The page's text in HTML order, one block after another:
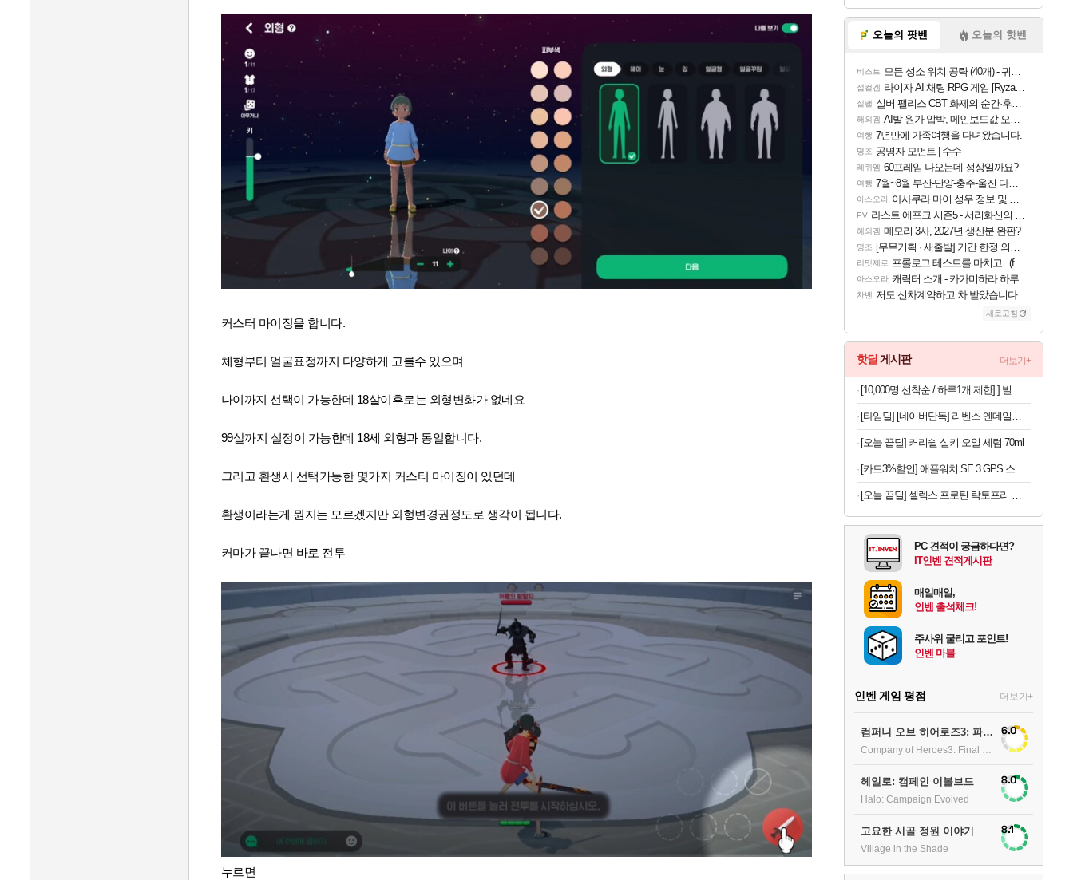
커스터 마이징을 합니다.
체형부터 얼굴표정까지 다양하게 고를수 있으며
나이까지 선택이 가능한데 18살이후로는 외형변화가 없네요
99살까지 설정이 가능한데 18세 외형과 동일합니다.
그리고 환생시 선택가능한 몇가지 커스터 마이징이 있던데
환생이라는게 뭔지는 모르겠지만 외형변경권정도로 생각이 됩니다.
커마가 끝나면 바로 전투
누르면
오늘의 팟벤 오늘의 핫벤
비스트 모든 성소 위치 공략 (40개) - 귀환한 영혼 도전과제
섭컬겜 라이자 AI 채팅 RPG 게임 [RyzaChat: AI] 공개
실팰 실버 팰리스 CBT 화제의 순간·후기 모음
해외겜 AI발 원가 압박, 메인보드값 오르나
여행 7년만에 가족여행을 다녀왔습니다.
명조 공명자 모먼트 | 수수
레퀴엠 60프레임 나오는데 정상일까요?
여행 7월~8월 부산-단양-충주-울진 다녀왔어요~
아스오라 아사쿠라 마이 성우 정보 및 주요 필모
PV 라스트 에포크 시즌5 - 서리화신의 분노 티저
해외겜 메모리 3사, 2027년 생산분 완판?
명조 [무무기획 · 새출발] 기간 한정 의뢰 이벤트
리밋제로 프롤로그 테스트를 마치고.. (feat. 리아)
아스오라 캐릭터 소개 - 카가미하라 하루
차벤 저도 신차계약하고 차 받았습니다
새로고침
핫딜 게시판 더보기+
[10,000명 선착순 / 하루1개 제한] ] 빌리스홈 캡슐세제200개
[타임딜] [네이버단독] 리벤스 엔데일리 엠보싱 아기물티슈 100매, 10개
[오늘 끝딜] 커리쉴 실키 오일 세럼 70ml
[카드3%할인] 애플워치 SE 3 GPS 스타라이트, 40mm, 스타라이트 스포츠밴드 (S/M)
[오늘 끝딜] 셀렉스 프로틴 락토프리 플러스 근력 개선 단백질 608g, 4개
PC 견적이 궁금하다면?
IT인벤 견적게시판
매일매일,
인벤 출석체크!
주사위 굴리고 포인트!
인벤 마블
인벤 게임 평점 더보기+
컴퍼니 오브 히어로즈3: 파이널 스탠드 6.0
헤일로: 캠페인 이볼브드
Halo: Campaign Evolved
8.0
고요한 시골 정원 이야기
Village in the Shade
8.1